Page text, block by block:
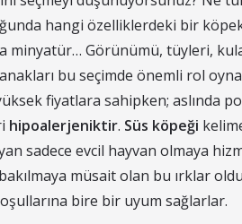
hangi özelliklerdeki bir
minyatür… Görünümü, tüyleri,
bu seçimde önemli rol
fiyatlara sahipken; aslında
hipoalerjeniktir. Süs köpeği
sadece evcil hayvan olmaya
müsait olan bu ırklar
bire bir uyum sağlarlar.